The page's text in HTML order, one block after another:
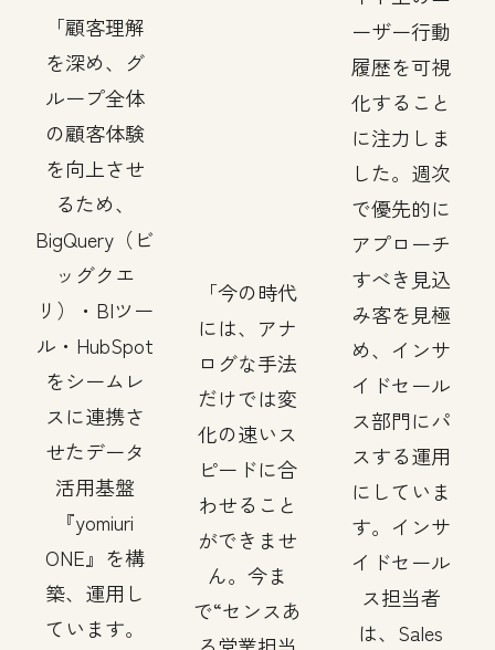
顧客理解
を深め、グ
ループ全体
の顧客体験
を向上させ
るため、
BigQuery（ビ
ッグクエ
リ）・BIツー
ル・HubSpot
をシームレ
スに連携さ
せたデータ
活用基盤
『yomiuri
ONE』を構
築、運用し
ています。
今の時代
には、アナ
ログな手法
だけでは変
化の速いス
ピードに合
わせること
ができませ
ん。今ま
で“センスあ
ーザー行動
履歴を可視
化すること
に注力しま
した。週次
で優先的に
アプローチ
すべき見込
み客を見極
め、インサ
イドセール
ス部門にパ
スする運用
にしていま
す。インサ
イドセール
ス担当者
は、Sales